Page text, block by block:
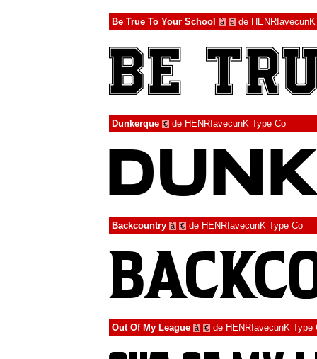
Be True To Your School à € de
Dunkerque € de HENRIavecunK Type Co
Backcountry à € de HENRIavecunK Type Co
Out Of My League à € de HENRIavecunK Type